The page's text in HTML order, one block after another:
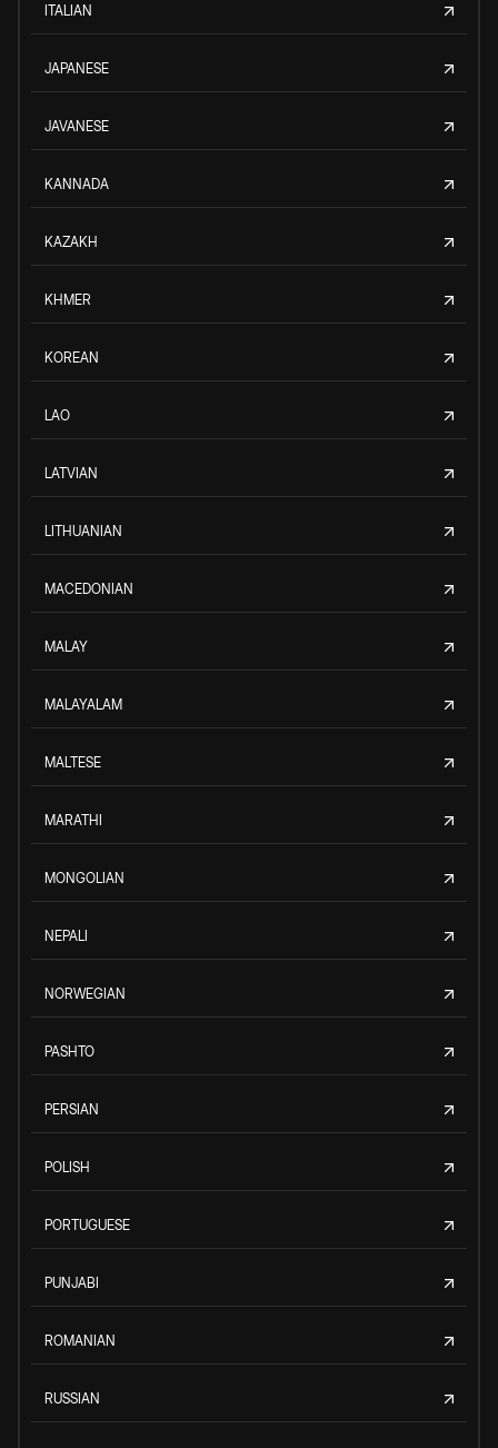
ITALIAN
JAPANESE
JAVANESE
KANNADA
KAZAKH
KHMER
KOREAN
LAO
LATVIAN
LITHUANIAN
MACEDONIAN
MALAY
MALAYALAM
MALTESE
MARATHI
MONGOLIAN
NEPALI
NORWEGIAN
PASHTO
PERSIAN
POLISH
PORTUGUESE
PUNJABI
ROMANIAN
RUSSIAN